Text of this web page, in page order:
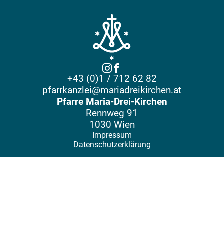
+43 (0)1 / 712 62 82
pfarrkanzlei@mariadreikirchen.at
Pfarre Maria-Drei-Kirchen
Rennweg 91
1030 Wien
Impressum
Datenschutzerklärung